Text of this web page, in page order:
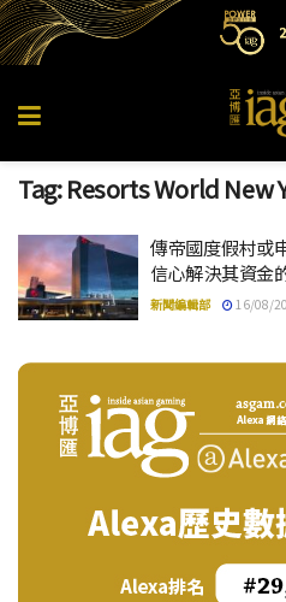
Tag:Resorts World New
傳帝國度假村或
信心解決其資金
新聞編輯部 16/08/